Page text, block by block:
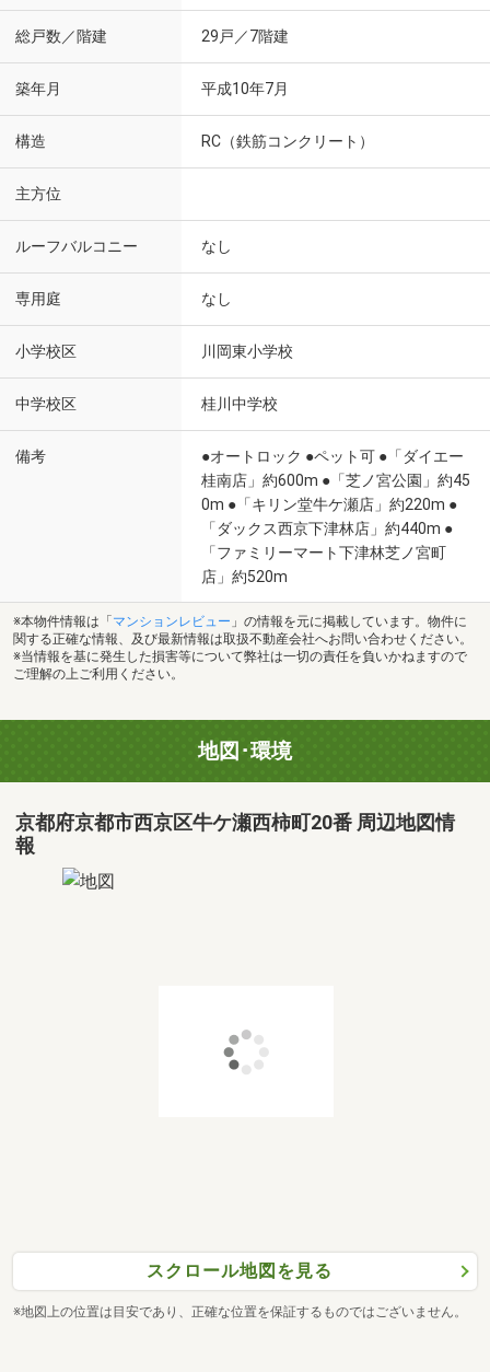
総戸数／階建 29戸／7階建
築年月 平成10年7月
構造 RC（鉄筋コンクリート）
主方位
ルーフバルコニー なし
専用庭 なし
小学校区 川岡東小学校
中学校区 桂川中学校
備考
●オートロック ●ペット可 ●「ダイエー
桂南店」約600m ●「芝ノ宮公園」約45
0m ●「キリン堂牛ケ瀬店」約220m ●
「ダックス西京下津林店」約440m ●
「ファミリーマート下津林芝ノ宮町
店」約520m
※本物件情報は「 マンションレビュー 」の情報を元に掲載しています。物件に
関する正確な情報、及び最新情報は取扱不動産会社へお問い合わせください。
※当情報を基に発生した損害等について弊社は一切の責任を負いかねますので
ご理解の上ご利用ください。
地図･環境
京都府京都市西京区牛ケ瀬西柿町20番 周辺地図情
報
スクロール地図を見る
※地図上の位置は目安であり、正確な位置を保証するものではございません。